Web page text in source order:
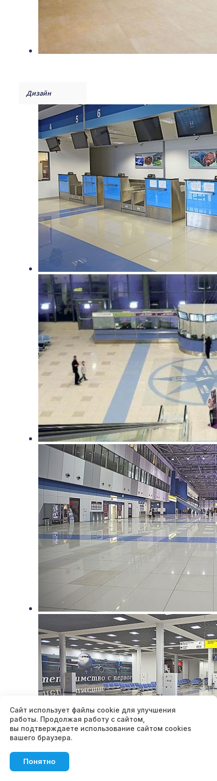
Дизайн
Сайт использует файлы cookie для улучшения
работы. Продолжая работу с сайтом,
вы подтверждаете использование сайтом cookies
вашего браузера.
Понятно